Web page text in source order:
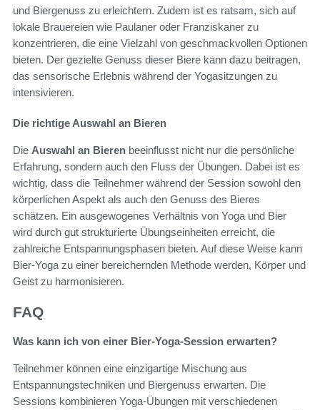
und Biergenuss zu erleichtern. Zudem ist es ratsam, sich auf
lokale Brauereien wie Paulaner oder Franziskaner zu
konzentrieren, die eine Vielzahl von geschmackvollen Optionen
bieten. Der gezielte Genuss dieser Biere kann dazu beitragen,
das sensorische Erlebnis während der Yogasitzungen zu
intensivieren.
Die richtige Auswahl an Bieren
Die Auswahl an Bieren beeinflusst nicht nur die persönliche
Erfahrung, sondern auch den Fluss der Übungen. Dabei ist es
wichtig, dass die Teilnehmer während der Session sowohl den
körperlichen Aspekt als auch den Genuss des Bieres
schätzen. Ein ausgewogenes Verhältnis von Yoga und Bier
wird durch gut strukturierte Übungseinheiten erreicht, die
zahlreiche Entspannungsphasen bieten. Auf diese Weise kann
Bier-Yoga zu einer bereichernden Methode werden, Körper und
Geist zu harmonisieren.
FAQ
Was kann ich von einer Bier-Yoga-Session erwarten?
Teilnehmer können eine einzigartige Mischung aus
Entspannungstechniken und Biergenuss erwarten. Die
Sessions kombinieren Yoga-Übungen mit verschiedenen